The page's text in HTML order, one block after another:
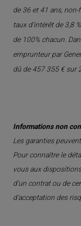
de 36 et 41 ans,
taux d’intérêt de 3,8
de 100% chacun.
emprunteur par
dû de 457 355 € sur
Informations non
Les garanties
Pour connaître le
vous aux
d’un contrat ou de
d’acceptation des